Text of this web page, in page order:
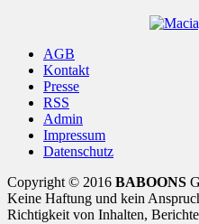
AGB
Kontakt
Presse
RSS
Admin
Impressum
Datenschutz
Copyright © 2016 BABOONS
Keine Haftung und kein
Richtigkeit von Inhalten,